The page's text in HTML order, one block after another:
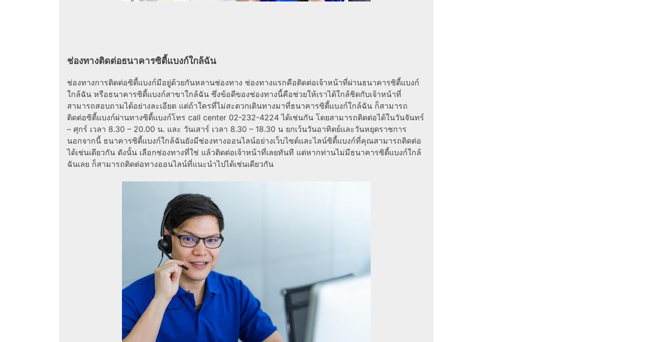
ช่องทางติดต่อธนาคารซิตี้แบงก์ใกล้ฉัน
ช่องทางการติดต่อซิตี้แบงก์มีอยู่ด้วยกันหลานช่องทาง ช่องทางแรกคือติดต่อเจ้าหน้าที่ผ่านธนาคารซิตี้แบงก์
ใกล้ฉัน หรือธนาคารซิตี้แบงก์สาขาใกล้ฉัน ซึ่งข้อดีของช่องทางนี้คือช่วยให้เราได้ใกล้ชิดกับเจ้าหน้าที่
สามารถสอบถามได้อย่างละเอียด แต่ถ้าใครที่ไม่สะดวกเดินทางมาที่ธนาคารซิตี้แบงก์ใกล้ฉัน ก็สามารถ
ติดต่อซิตี้แบงก์ผ่านทางซิตี้แบงก์โทร call center 02-232-4224 ได้เช่นกัน โดยสามารถติดต่อได้ในวันจันทร์
– ศุกร์ เวลา 8.30 – 20.00 น. และ วันเสาร์ เวลา 8.30 – 18.30 น ยกเว้นวันอาทิตย์และวันหยุดราชการ
นอกจากนี้ ธนาคารซิตี้แบงก์ใกล้ฉันยังมีช่องทางออนไลน์อย่างเว็บไซต์และไลน์ซิตี้แบงก์ที่คุณสามารถติดต่อ
ได้เช่นเดียวกัน ดังนั้น เลือกช่องทางที่ใช่ แล้วติดต่อเจ้าหน้าที่เลยทันที แต่หากท่านไม่มีธนาคารซิตี้แบงก์ใกล้
ฉันเลย ก็สามารถติดต่อทางออนไลน์ที่แนะนำไปได้เช่นเดียวกัน